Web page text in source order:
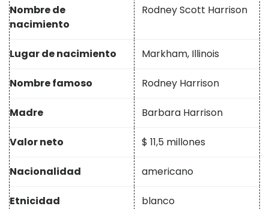
Nombre de
nacimiento
Rodney Scott Harrison
Lugar de nacimiento Markham, Illinois
Nombre famoso Rodney Harrison
Madre Barbara Harrison
Valor neto $ 11,5 millones
Nacionalidad americano
Etnicidad blanco